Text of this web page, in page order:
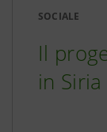
SOCIALE
Il
in